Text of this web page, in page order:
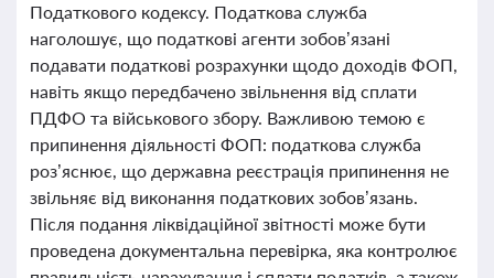
Податкового кодексу. Податкова служба
наголошує, що податкові агенти зобов’язані
подавати податкові розрахунки щодо доходів ФОП,
навіть якщо передбачено звільнення від сплати
ПДФО та військового збору. Важливою темою є
припинення діяльності ФОП: податкова служба
роз’яснює, що державна реєстрація припинення не
звільняє від виконання податкових зобов’язань.
Після подання ліквідаційної звітності може бути
проведена документальна перевірка, яка контролює